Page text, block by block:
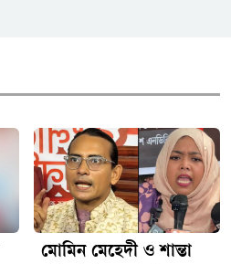
হাদি হত্যার বিচার দাবিতে
উত্তাল শাহবাগ
থেকে বেগম খালেদা জিয়ার
মোমিন মেহেদী ও শান্তা